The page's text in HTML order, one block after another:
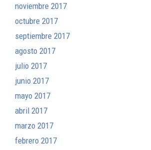
noviembre 2017
octubre 2017
septiembre 2017
agosto 2017
julio 2017
junio 2017
mayo 2017
abril 2017
marzo 2017
febrero 2017